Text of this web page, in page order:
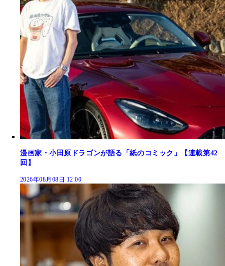
漫画家・小田原ドラゴンが語る「紙のコミック」【連載第42
回】
2026年08月08日 12:00